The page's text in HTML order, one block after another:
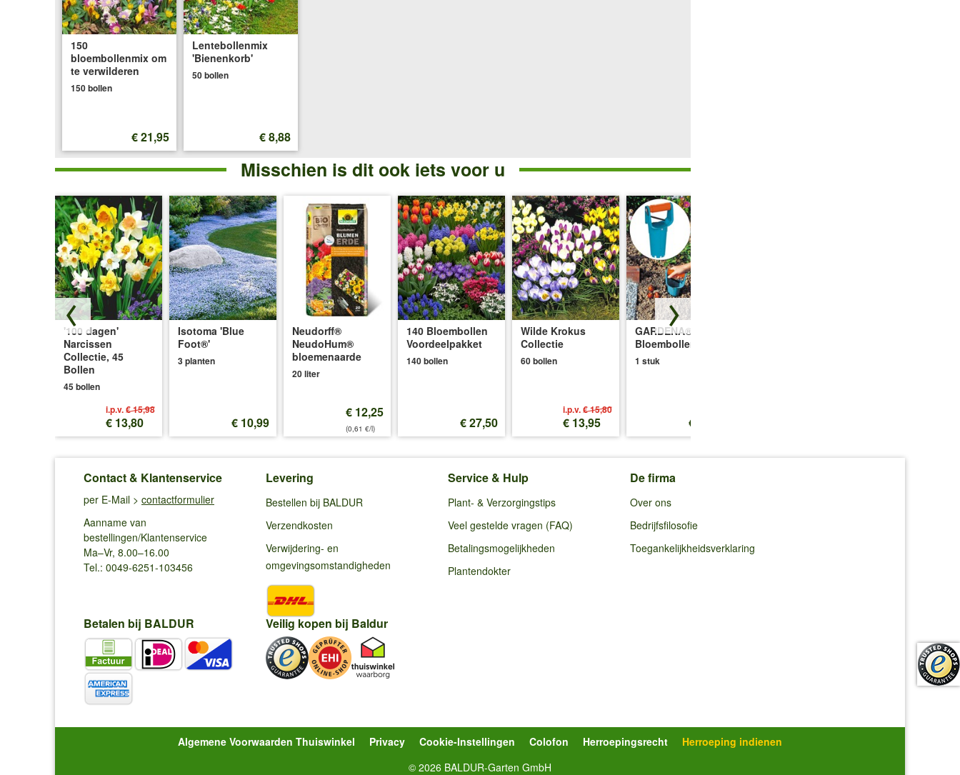
150
bloembollenmix om
te verwilderen
150 bollen
€ 21,95
Lentebollenmix
'Bienenkorb'
50 bollen
€ 8,88
Misschien is dit ook iets voor u
'100 dagen'
Narcissen
Collectie, 45
Bollen
45 bollen
i.p.v.€ 15,98
€ 13,80
Isotoma 'Blue
Foot®'
3 planten
€ 10,99
Neudorff®
NeudoHum®
bloemenaarde
20 liter
€ 12,25
(0,61 €/l)
140 Bloembollen
Voordeelpakket
140 bollen
€ 27,50
Wilde Krokus
Collectie
60 bollen
i.p.v.€ 15,80
€ 13,95
GARDENA®
Bloembollenplanter
1 stuk
€ 16,50
Contact & Klantenservice
per E-Mail > contactformulier
Aanname van
bestellingen/Klantenservice
Ma–Vr, 8.00–16.00
Tel.: 0049-6251-103456
Levering
Bestellen bij BALDUR
Verzendkosten
Verwijdering- en
omgevingsomstandigheden
Service & Hulp
Plant- & Verzorgingstips
Veel gestelde vragen (FAQ)
Betalingsmogelijkheden
Plantendokter
De firma
Over ons
Bedrijfsfilosofie
Toegankelijkheidsverklaring
Betalen bij BALDUR Veilig kopen bij Baldur
Algemene Voorwaarden Thuiswinkel Privacy Cookie-Instellingen Colofon Herroepingsrecht
Herroeping indienen
© 2026 BALDUR-Garten GmbH